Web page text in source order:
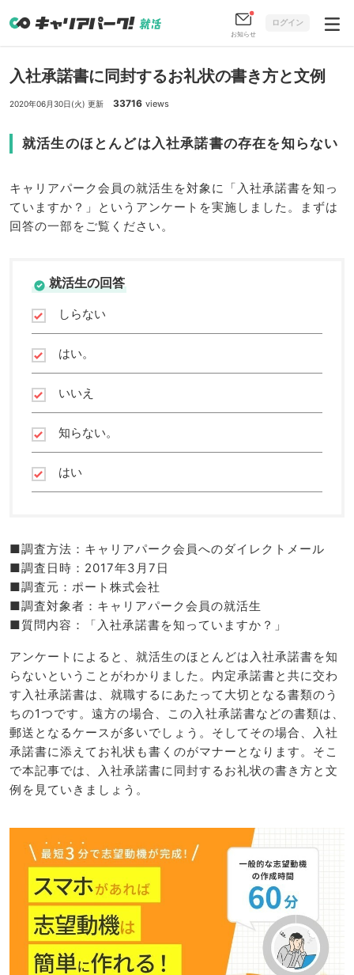
お知らせ
ログイン
入社承諾書に同封するお礼状の書き方と文例
2020年06月30日(火) 更新 33716 views
就活生のほとんどは入社承諾書の存在を知らない
キャリアパーク会員の就活生を対象に「入社承諾書を知っ
ていますか？」というアンケートを実施しました。まずは
回答の一部をご覧ください。
就活生の回答
しらない
はい。
いいえ
知らない。
はい
■調査方法：キャリアパーク会員へのダイレクトメール
■調査日時：2017年3月7日
■調査元：ポート株式会社
■調査対象者：キャリアパーク会員の就活生
■質問内容：「入社承諾書を知っていますか？」
アンケートによると、就活生のほとんどは入社承諾書を知
らないということがわかりました。内定承諾書と共に交わ
す入社承諾書は、就職するにあたって大切となる書類のう
ちの1つです。遠方の場合、この入社承諾書などの書類は、
郵送となるケースが多いでしょう。そしてその場合、入社
承諾書に添えてお礼状も書くのがマナーとなります。そこ
で本記事では、入社承諾書に同封するお礼状の書き方と文
例を見ていきましょう。